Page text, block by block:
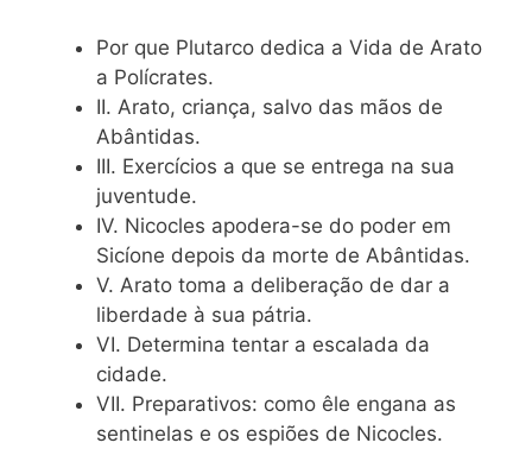
Por que Plutarco dedica a Vida de Arato
a Polícrates.
II. Arato, criança, salvo das mãos de
Abântidas.
III. Exercícios a que se entrega na sua
juventude.
IV. Nicocles apodera-se do poder em
Sicíone depois da morte de Abântidas.
V. Arato toma a deliberação de dar a
liberdade à sua pátria.
VI. Determina tentar a escalada da
cidade.
VII. Preparativos: como êle engana as
sentinelas e os espiões de Nicocles.